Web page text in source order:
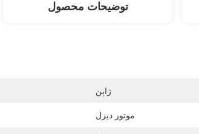
توضیحات محصول
ژاپن
موتور دیزل